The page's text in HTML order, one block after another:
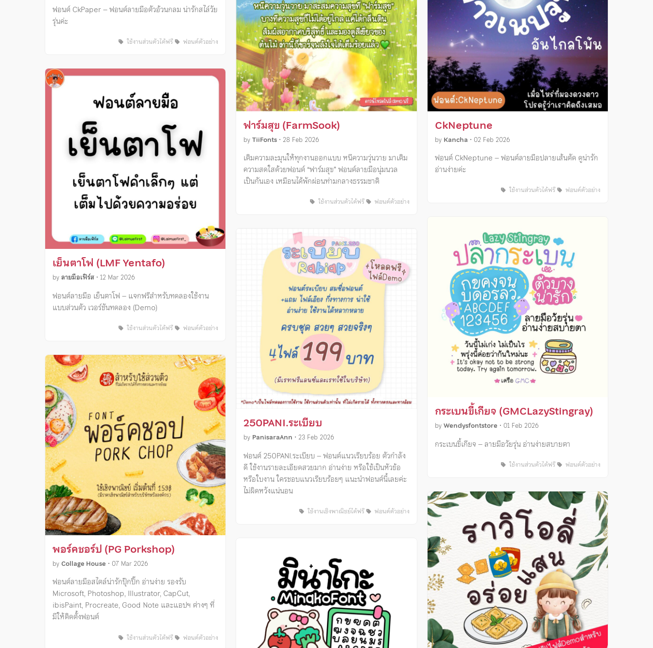
ฟอนต์ CkPaper – ฟอนต์ลายมือตัวอ้วนกลม น่ารักสไล์วัย
รุ่นค่ะ
ใช้งานส่วนตัวได้ฟรี ฟอนต์ตัวอย่าง
เย็นตาโฟ (LMF Yentafo)
byลายมือเฟิร์ส • 12 Mar 2026
ฟอนต์ลายมือ เย็นตาโฟ – แจกฟรีสำหรับทดลองใช้งาน
แบบส่วนตัว เวอร์ชันทดลอง (Demo)
ใช้งานส่วนตัวได้ฟรี ฟอนต์ตัวอย่าง
พอร์คชอร์ป (PG Porkshop)
by Collage House • 07 Mar 2026
ฟอนต์ลายมือสไตล์น่ารักปุ๊กปิ๊ก อ่านง่าย รองรับ
Microsoft, Photoshop, Illustrator, CapCut,
ibisPaint, Procreate, Good Note และแอปฯ ต่างๆ ที่
มีให้ติดตั้งฟอนต์
ใช้งานส่วนตัวได้ฟรี ฟอนต์ตัวอย่าง
ฟาร์มสุข (FarmSook)
byTiiFonts • 28 Feb 2026
เติมความละมุนให้ทุกงานออกแบบ หนีความวุ่นวาย มาเติม
ความสดใสด้วยฟอนต์ “ฟาร์มสุข” ฟอนต์ลายมือนุ่มนวล
เป็นกันเอง เหมือนได้พักผ่อนท่ามกลางธรรมชาติ
ใช้งานส่วนตัวได้ฟรี ฟอนต์ตัวอย่าง
250PANI.ระเบียบ
by PanisaraAnn • 23 Feb 2026
ฟอนต์ 250PANI.ระเบียบ – ฟอนต์แนวเรียบร้อย ตัวกำลัง
ดี ใช้งานรายละเอียดสวยมาก อ่านง่าย หรือใช้เป็นหัวข้อ
หรือใบงาน ใครชอบแนวเรียบร้อยๆ แนะนำฟอนต์นี้เลยค่ะ
ไม่ผิดหวังแน่นอน
ใช้งานเชิงพาณิชย์ได้ฟรี ฟอนต์ตัวอย่าง
CkNeptune
by Kancha • 02 Feb 2026
ฟอนต์ CkNeptune – ฟอนต์ลายมือปลายเส้นตัด ดูน่ารัก
อ่านง่ายค่ะ
ใช้งานส่วนตัวได้ฟรี ฟอนต์ตัวอย่าง
กระเบนขี้เกียจ (GMCLazyStingray)
byWendysfontstore • 01 Feb 2026
กระเบนขี้เกียจ – ลายมือวัยรุ่น อ่านง่ายสบายตา
ใช้งานส่วนตัวได้ฟรี ฟอนต์ตัวอย่าง